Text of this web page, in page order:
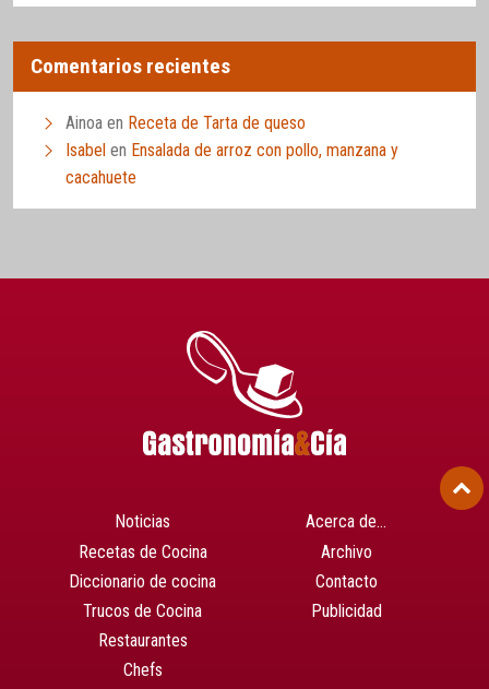
Comentarios recientes
Ainoa en Receta de Tarta de queso
Isabel en Ensalada de arroz con pollo, manzana y
cacahuete
Noticias
Recetas de Cocina
Diccionario de cocina
Trucos de Cocina
Restaurantes
Chefs
Acerca de…
Archivo
Contacto
Publicidad